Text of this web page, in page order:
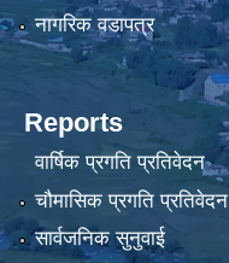
नागरिक वडापत्र
Reports
वार्षिक प्रगति प्रतिवेदन
चौमासिक प्रगति प्रतिवेदन
सार्वजनिक सुनुवाई